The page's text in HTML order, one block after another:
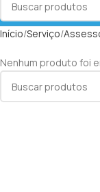
Início Serviço
Nenhum produto foi